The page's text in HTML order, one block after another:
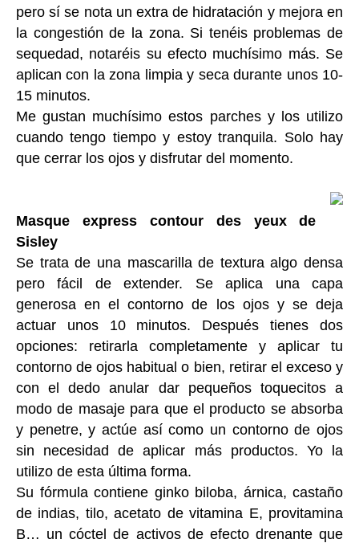
pero sí se nota un extra de hidratación y mejora en
la congestión de la zona. Si tenéis problemas de
sequedad, notaréis su efecto muchísimo más. Se
aplican con la zona limpia y seca durante unos 10-
15 minutos.
Me gustan muchísimo estos parches y los utilizo
cuando tengo tiempo y estoy tranquila. Solo hay
que cerrar los ojos y disfrutar del momento.
Masque express contour des yeux de
Sisley
Se trata de una mascarilla de textura algo densa
pero fácil de extender. Se aplica una capa
generosa en el contorno de los ojos y se deja
actuar unos 10 minutos. Después tienes dos
opciones: retirarla completamente y aplicar tu
contorno de ojos habitual o bien, retirar el exceso y
con el dedo anular dar pequeños toquecitos a
modo de masaje para que el producto se absorba
y penetre, y actúe así como un contorno de ojos
sin necesidad de aplicar más productos. Yo la
utilizo de esta última forma.
Su fórmula contiene ginko biloba, árnica, castaño
de indias, tilo, acetato de vitamina E, provitamina
B… un cóctel de activos de efecto drenante que